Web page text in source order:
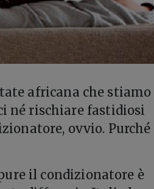
africana che stiamo
né rischiare fastidiosi
ovvio. Purché
il condizionatore è